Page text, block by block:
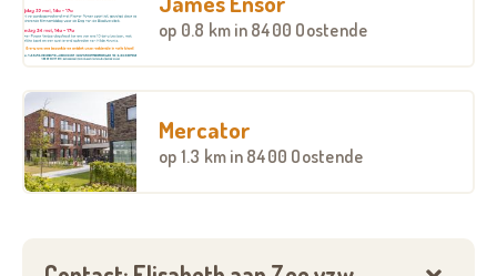
op 0.8 km in 8400 Oostende
Mercator
op 1.3 km in 8400 Oostende